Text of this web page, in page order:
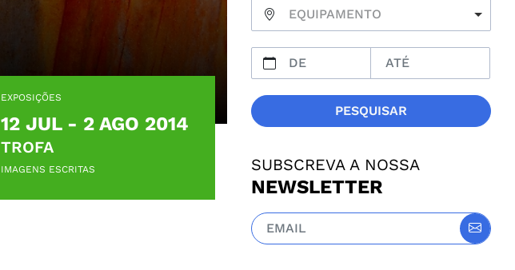
EXPOSIÇÕES
12 JUL - 2 AGO 2014
TROFA
IMAGENS ESCRITAS
EQUIPAMENTO
PESQUISAR
SUBSCREVA A NOSSA
NEWSLETTER